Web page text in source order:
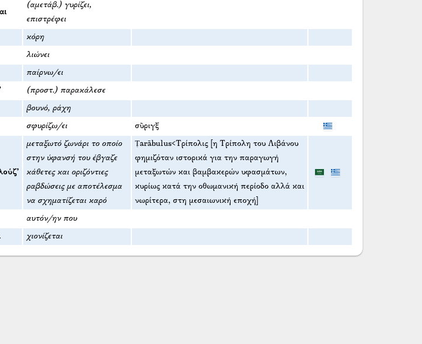
(αμετάβ.) γυρίζει,
επιστρέφει
κόρη
λιώνει
παίρνω/ει
(προστ.) παρακάλεσε
βουνό, ράχη
σφυρίζω/ει σῦριγξ
μεταξωτό ζωνάρι το οποίο
στην ύφανσή του έβγαζε
κάθετες και οριζόντιες
ραβδώσεις με αποτέλεσμα
να σχηματίζεται καρό
Ṭarābulus<Τρίπολις [η Τρίπολη του Λιβάνου
φημιζόταν ιστορικά για την παραγωγή
μεταξωτών και βαμβακερών υφασμάτων,
κυρίως κατά την οθωμανική περίοδο αλλά και
νωρίτερα, στη μεσαιωνική εποχή]
αυτόν/ην που
χιονίζεται